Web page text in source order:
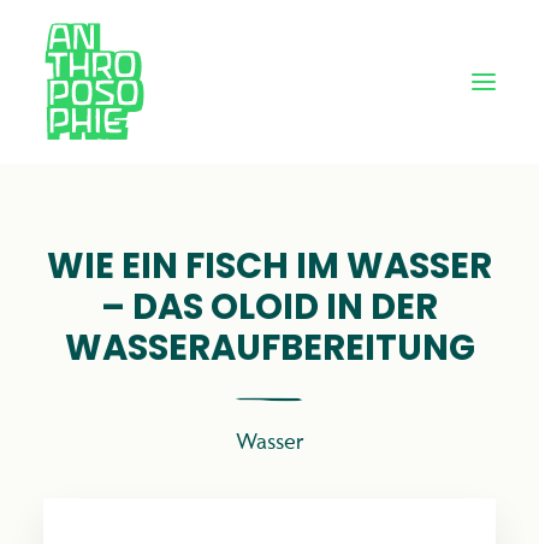
WIE EIN FISCH IM WASSER
– DAS OLOID IN DER
WASSERAUFBEREITUNG
Wasser